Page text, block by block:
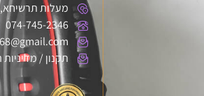
מעלות תרשיחא,
074-745-2346
תקנון /